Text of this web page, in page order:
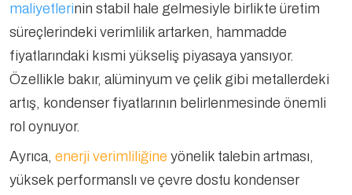
maliyetlerinin stabil hale gelmesiyle birlikte üretim
süreçlerindeki verimlilik artarken, hammadde
fiyatlarındaki kısmi yükseliş piyasaya yansıyor.
Özellikle bakır, alüminyum ve çelik gibi metallerdeki
artış, kondenser fiyatlarının belirlenmesinde önemli
rol oynuyor.
Ayrıca, enerji verimliliğine yönelik talebin artması,
yüksek performanslı ve çevre dostu kondenser